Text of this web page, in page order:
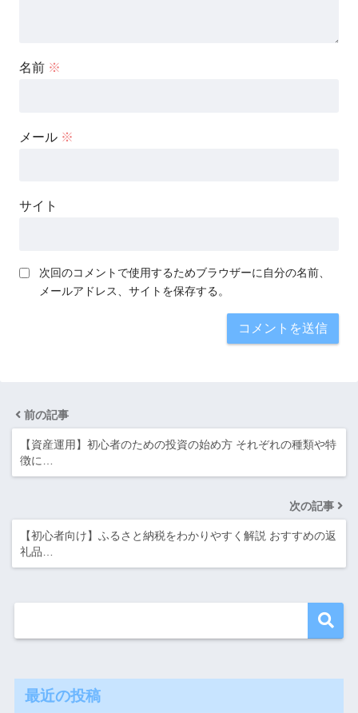
名前 ※
メール ※
サイト
次回のコメントで使用するためブラウザーに自分の名前、
メールアドレス、サイトを保存する。
前の記事
【資産運用】初心者のための投資の始め方 それぞれの種類や特
徴に…
次の記事
【初心者向け】ふるさと納税をわかりやすく解説 おすすめの返
礼品…
最近の投稿